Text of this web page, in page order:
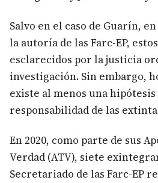
Salvo en el caso de Guarín,
la autoría de las Farc-EP,
esclarecidos por la justicia
investigación. Sin embargo,
existe al menos una
responsabilidad de las
En 2020, como parte de sus
Verdad (ATV), siete
Secretariado de las Farc-EP